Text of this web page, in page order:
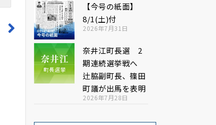
【今号の紙面】
8/1(土)付
2026年7月31日
奈井江町長選 2
期連続選挙戦へ
辻脇副町長、篠田
町議が出馬を表明
2026年7月28日